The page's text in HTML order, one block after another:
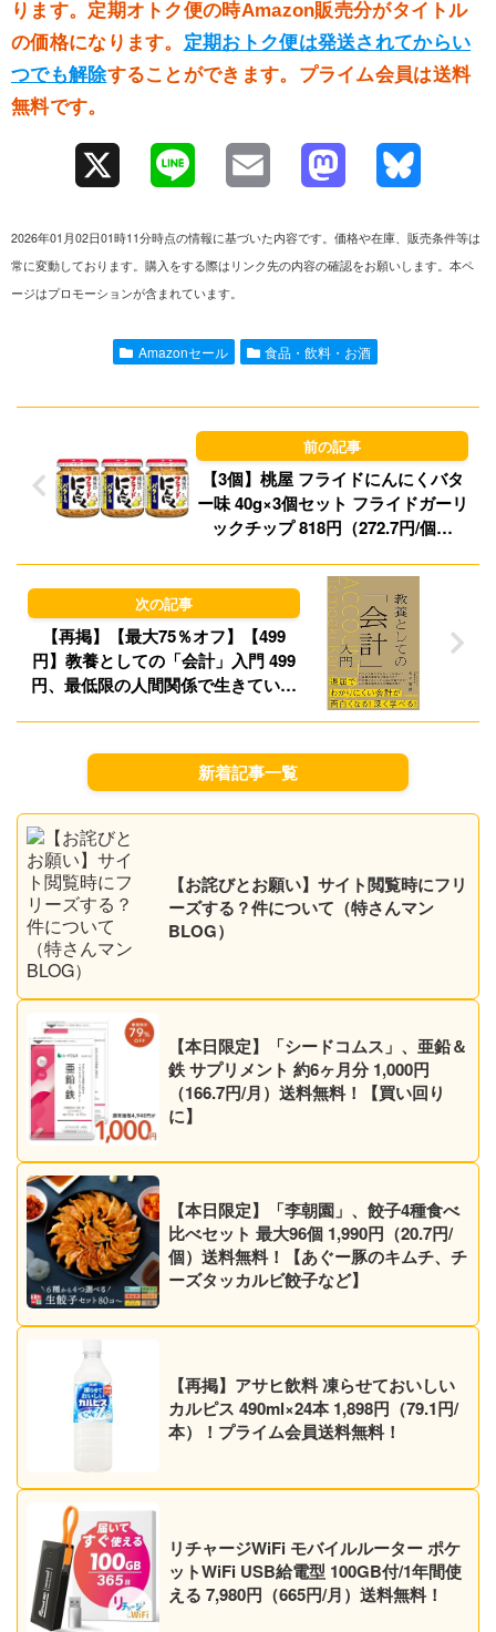
ります。定期オトク便の時Amazon販売分がタイトル
の価格になります。 定期おトク便は発送されてからい
つでも解除することができます。プライム会員は送料
無料です。
e
l o
o
n
y
2026年01月02日01時11分時点の情報に基づいた内容です。価格や在庫、販売条件等は
常に変動しております。購入をする際はリンク先の内容の確認をお願いします。本ペ
ージはプロモーションが含まれています。
Amazonセール 食品・飲料・お酒
【3個】桃屋 フライドにんにくバタ
ー味 40g×3個セット フライドガーリ
ックチップ 818円（272.7円/個）
員は送料無料！
【再掲】【最大75％オフ】【499
円】教養としての「会計」入門 499
円、最低限の人間関係で生きていく
新着記事一覧
【お詫びとお願い】サイト閲覧時にフリ
ーズする？件について（特さんマン
BLOG）
【本日限定】「シードコムス」、亜鉛＆
鉄 サプリメント 約6ヶ月分 1,000円
（166.7円/月）送料無料！【買い回り
に】
【本日限定】「李朝園」、餃子4種食べ
比べセット 最大96個 1,990円（20.7円/
個）送料無料！【あぐー豚のキムチ、チ
ーズタッカルビ餃子など】
【再掲】アサヒ飲料 凍らせておいしい
カルピス 490ml×24本 1,898円（79.1円/
本）！プライム会員送料無料！
リチャージWiFi モバイルルーター ポケ
ットWiFi USB給電型 100GB付/1年間使
える 7,980円（665円/月）送料無料！